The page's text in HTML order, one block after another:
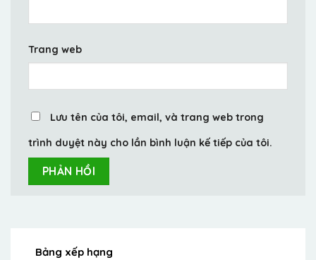
Trang web
Lưu tên của tôi, email, và trang web trong
trình duyệt này cho lần bình luận kế tiếp của tôi.
Bảng xếp hạng